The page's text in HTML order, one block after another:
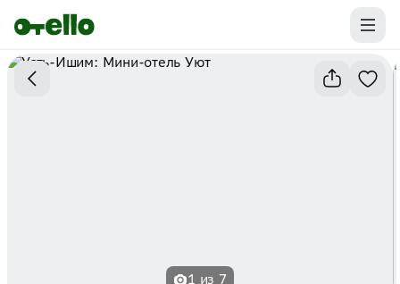
Промокоды на первую бронь уже ваши.
Забирайте выгоду
1 из 7